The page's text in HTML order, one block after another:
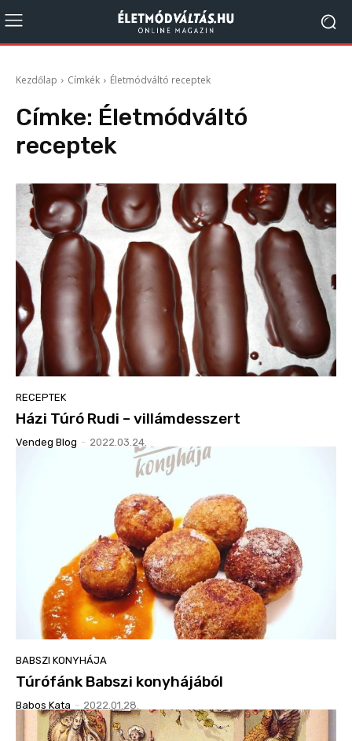
Kezdőlap Címkék Életmódváltó receptek
Címke: Életmódváltó
receptek
RECEPTEK
Házi Túró Rudi – villámdesszert
Vendeg Blog - 2022.03.24.
BABSZI KONYHÁJA
Túrófánk Babszi konyhájából
Babos Kata - 2022.01.28.